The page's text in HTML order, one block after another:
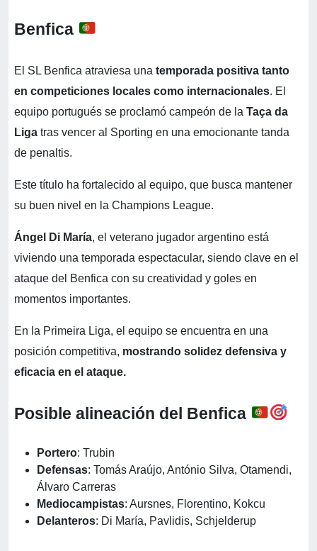
Benfica
El SL Benfica atraviesa una temporada positiva tanto
en competiciones locales como internacionales. El
equipo portugués se proclamó campeón de la Taça da
Liga tras vencer al Sporting en una emocionante tanda
de penaltis.
Este título ha fortalecido al equipo, que busca mantener
su buen nivel en la Champions League.
Ángel Di María, el veterano jugador argentino está
viviendo una temporada espectacular, siendo clave en el
ataque del Benfica con su creatividad y goles en
momentos importantes.
En la Primeira Liga, el equipo se encuentra en una
posición competitiva, mostrando solidez defensiva y
eficacia en el ataque.
Posible alineación del Benfica
Portero: Trubin
Defensas: Tomás Araújo, António Silva, Otamendi,
Álvaro Carreras
Mediocampistas: Aursnes, Florentino, Kokcu
Delanteros: Di María, Pavlidis, Schjelderup